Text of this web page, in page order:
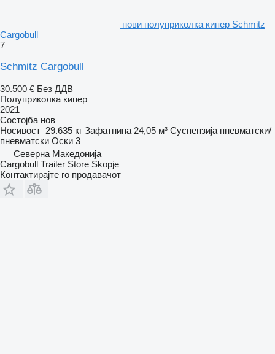
нови полуприколка кипер Schmitz
Cargobull
7
Schmitz Cargobull
30.500 € Без ДДВ
Полуприколка кипер
2021
Состојба нов
Носивост 29.635 кг Зафатнина 24,05 м³ Суспензија пневматски/
пневматски Оски 3
Северна Македонија
Cargobull Trailer Store Skopje
Контактирајте го продавачот